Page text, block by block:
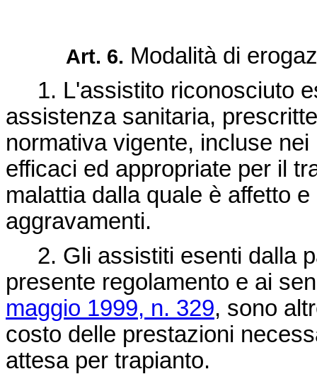
Art. 6. Modalità di
1. L'assistito riconosciuto
assistenza sanitaria,
normativa vigente, incluse
efficaci ed appropriate per il
malattia dalla quale è affetto
aggravamenti.
2. Gli assistiti esenti dalla
presente regolamento e ai
maggio 1999, n. 329, sono
costo delle prestazioni
attesa per trapianto.